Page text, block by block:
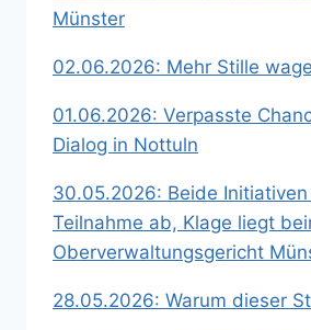
Münster
02.06.2026: Mehr Stille
01.06.2026: Verpasste
Dialog in Nottuln
30.05.2026: Beide Initiativen
Teilnahme ab, Klage liegt
Oberverwaltungsgericht
28.05.2026: Warum dieser